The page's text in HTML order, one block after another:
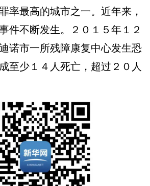
率最高的城市之一。近年来，
件不断发生。２０１５年１２
诺市一所残障康复中心发生恐
至少１４人死亡，超过２０人